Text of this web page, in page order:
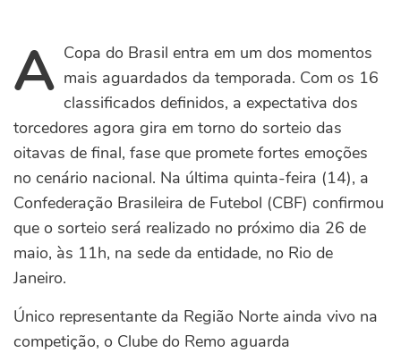
A Copa do Brasil entra em um dos momentos
mais aguardados da temporada. Com os 16
classificados definidos, a expectativa dos
torcedores agora gira em torno do sorteio das
oitavas de final, fase que promete fortes emoções
no cenário nacional. Na última quinta-feira (14), a
Confederação Brasileira de Futebol (CBF) confirmou
que o sorteio será realizado no próximo dia 26 de
maio, às 11h, na sede da entidade, no Rio de
Janeiro.
Único representante da Região Norte ainda vivo na
competição, o Clube do Remo aguarda